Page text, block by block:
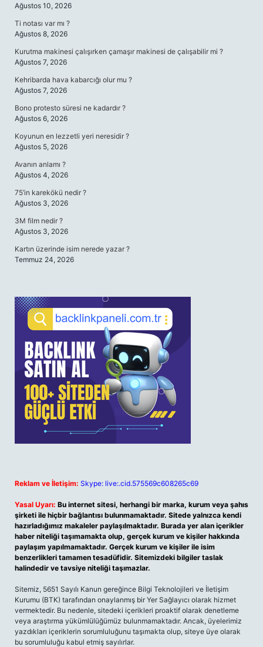
Ağustos 10, 2026
Ti notası var mı ?
Ağustos 8, 2026
Kurutma makinesi çalışırken çamaşır makinesi de çalışabilir mi ?
Ağustos 7, 2026
Kehribarda hava kabarcığı olur mu ?
Ağustos 7, 2026
Bono protesto süresi ne kadardır ?
Ağustos 6, 2026
Koyunun en lezzetli yeri neresidir ?
Ağustos 5, 2026
Avanın anlamı ?
Ağustos 4, 2026
75’in karekökü nedir ?
Ağustos 3, 2026
3M film nedir ?
Ağustos 3, 2026
Kartın üzerinde isim nerede yazar ?
Temmuz 24, 2026
Reklam ve İletişim: Skype: live:.cid.575569c608265c69
Yasal Uyarı: Bu internet sitesi, herhangi bir marka, kurum veya şahıs
şirketi ile hiçbir bağlantısı bulunmamaktadır. Sitede yalnızca kendi
hazırladığımız makaleler paylaşılmaktadır. Burada yer alan içerikler
haber niteliği taşımamakta olup, gerçek kurum ve kişiler hakkında
paylaşım yapılmamaktadır. Gerçek kurum ve kişiler ile isim
benzerlikleri tamamen tesadüfidir. Sitemizdeki bilgiler taslak
halindedir ve tavsiye niteliği taşımazlar.
Sitemiz, 5651 Sayılı Kanun gereğince Bilgi Teknolojileri ve İletişim
Kurumu (BTK) tarafından onaylanmış bir Yer Sağlayıcı olarak hizmet
vermektedir. Bu nedenle, sitedeki içerikleri proaktif olarak denetleme
veya araştırma yükümlülüğümüz bulunmamaktadır. Ancak, üyelerimiz
yazdıkları içeriklerin sorumluluğunu taşımakta olup, siteye üye olarak
bu sorumluluğu kabul etmiş sayılırlar.